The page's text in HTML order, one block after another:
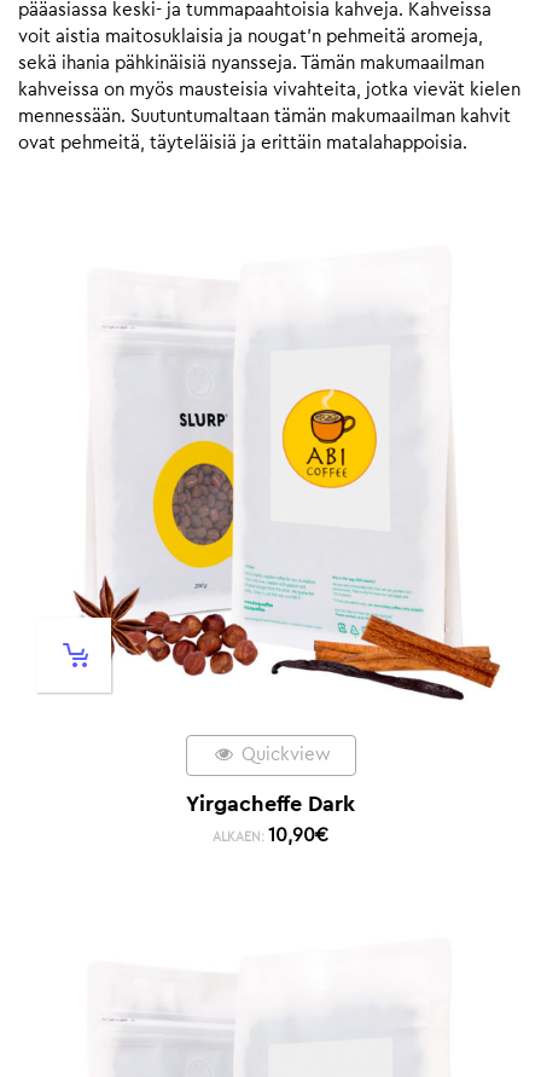
pääasiassa keski- ja tummapaahtoisia kahveja. Kahveissa
voit aistia maitosuklaisia ja nougat’n pehmeitä aromeja,
sekä ihania pähkinäisiä nyansseja. Tämän makumaailman
kahveissa on myös mausteisia vivahteita, jotka vievät kielen
mennessään. Suutuntumaltaan tämän makumaailman kahvit
ovat pehmeitä, täyteläisiä ja erittäin matalahappoisia.
Quickview
Yirgacheffe Dark
ALKAEN: 10,90€